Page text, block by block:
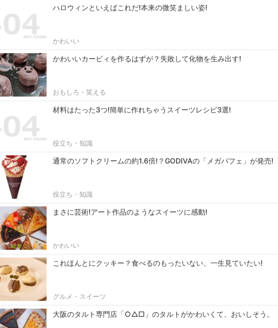
ハロウィンといえばこれだ!本来の微笑ましい姿!
かわいい
かわいいカービィを作るはずが？失敗して化物を生み出す!
おもしろ・笑える
材料はたった3つ!簡単に作れちゃうスイーツレシピ3選!
役立ち・知識
通常のソフトクリームの約1.6倍!？GODIVAの「メガパフェ」が発売!
役立ち・知識
まさに芸術!アート作品のようなスイーツに感動!
かわいい
これほんとにクッキー？食べるのもったいない、一生見ていたい!
グルメ・スイーツ
大阪のタルト専門店「○△□」のタルトがかわいくて、おいしそう。